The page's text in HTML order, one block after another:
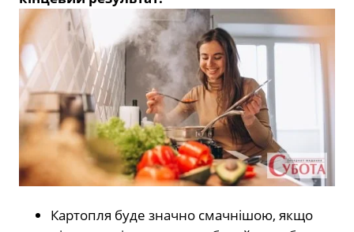
Картопля буде значно смачнішою, якщо